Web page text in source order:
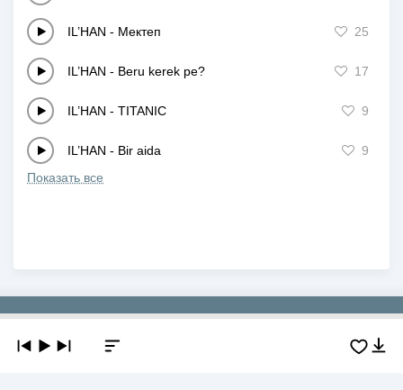
IL’HAN - Мектеп 25
IL’HAN - Beru kerek pe? 17
IL’HAN - TITANIC 9
IL’HAN - Bir aida
9
Показать все